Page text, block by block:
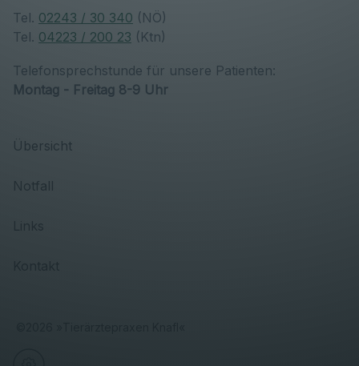
Tel. 02243 / 30 340 (NÖ)
Tel. 04223 / 200 23 (Ktn)
Telefonsprechstunde für unsere Patienten:
Montag - Freitag 8-9 Uhr
Übersicht
Notfall
Links